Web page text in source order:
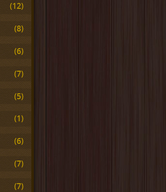
(12)
(8)
(6)
(7)
(5)
(1)
(6)
(7)
(7)